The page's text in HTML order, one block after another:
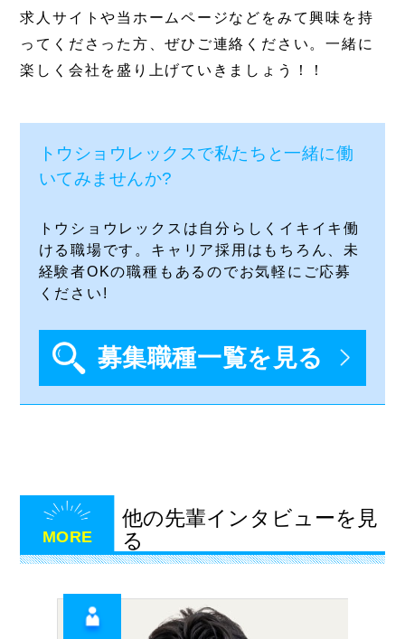
求人サイトや当ホームページなどをみて興味を持
ってくださった方、ぜひご連絡ください。一緒に
楽しく会社を盛り上げていきましょう！！
トウショウレックスで私たち と一緒に働
いてみませんか?
トウショウレックスは自分らしくイキイキ働
ける職場です。キャリア採用はもちろん、未
経験者OKの職種もあるのでお気軽にご応募
ください!
募集職種一覧を見る
MORE
他の先輩インタビューを見
る